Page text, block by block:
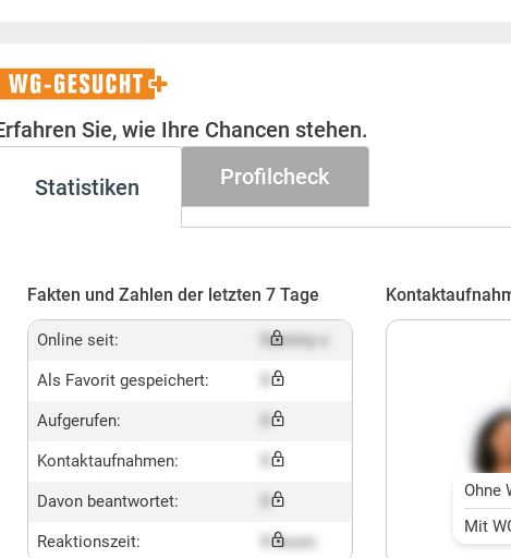
Sie, wie Ihre Chancen stehen.
Statistiken Profilcheck
Fakten und Zahlen der letzten 7 Tage
Online seit: Dummy x
Als Favorit gespeichert:
Aufgerufen:
Kontaktaufnahmen:
Davon beantwortet:
Reaktionszeit: X hours
Ohne
Mit